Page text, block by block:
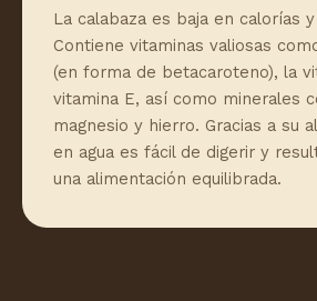
La calabaza es baja en calorías
Contiene vitaminas valiosas
(en forma de betacaroteno), la
vitamina E, así como minerales
magnesio y hierro. Gracias a su
en agua es fácil de digerir y
una alimentación equilibrada.